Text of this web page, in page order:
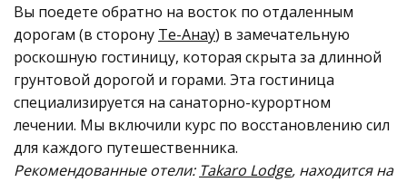
Вы поедете обратно на восток по отдаленным
дорогам (в сторону Te-Aнaу) в замечательную
роскошную гостиницу, которая скрыта за длинной
грунтовой дорогой и горами. Эта гостиница
специализируется на санаторно-курортном
лечении. Мы включили курс по восстановлению сил
для каждого путешественника.
Рекомендованные отели: Takaro Lodge, находится на